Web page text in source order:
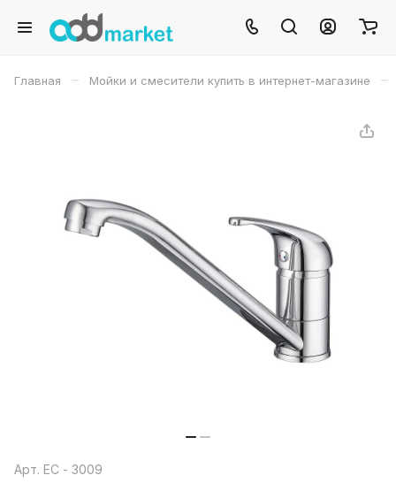
Главная – Мойки и смесители купить в интернет-магазине –
Арт. ЕС - 3009